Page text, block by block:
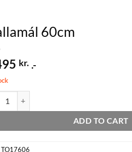
60cm
kr. .-
ADD TO CART
TO17606